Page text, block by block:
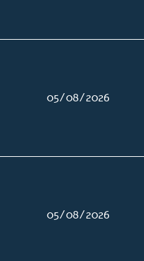
05/08/2026
05/08/2026